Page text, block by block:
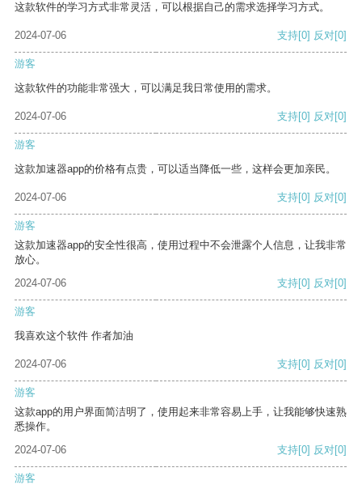
这款软件的学习方式非常灵活，可以根据自己的需求选择学习方式。
2024-07-06 支持[0] 反对[0]
游客
这款软件的功能非常强大，可以满足我日常使用的需求。
2024-07-06 支持[0] 反对[0]
游客
这款加速器app的价格有点贵，可以适当降低一些，这样会更加亲民。
2024-07-06 支持[0] 反对[0]
游客
这款加速器app的安全性很高，使用过程中不会泄露个人信息，让我非常
放心。
2024-07-06
支持[0] 反对[0]
游客
我喜欢这个软件 作者加油
2024-07-06 支持[0] 反对[0]
游客
这款app的用户界面简洁明了，使用起来非常容易上手，让我能够快速熟
悉操作。
2024-07-06
支持[0] 反对[0]
游客